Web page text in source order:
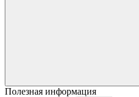
Полезная информация